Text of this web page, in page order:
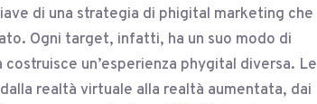
di una strategia di phigital marketing che
Ogni target, infatti, ha un suo modo di
un’esperienza phygital diversa. Le
realtà virtuale alla realtà aumentata, dai